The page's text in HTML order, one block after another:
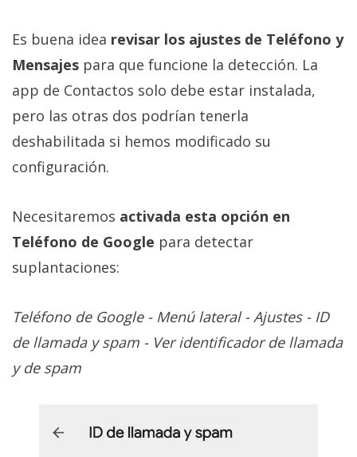
Es buena idea revisar los ajustes de Teléfono y
Mensajes para que funcione la detección. La
app de Contactos solo debe estar instalada,
pero las otras dos podrían tenerla
deshabilitada si hemos modificado su
configuración.
Necesitaremos activada esta opción en
Teléfono de Google para detectar
suplantaciones:
Teléfono de Google - Menú lateral - Ajustes - ID
de llamada y spam - Ver identificador de llamada
y de spam